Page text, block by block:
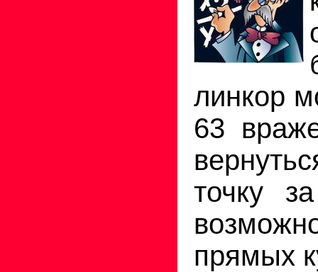
линкор
63
точку
прямых